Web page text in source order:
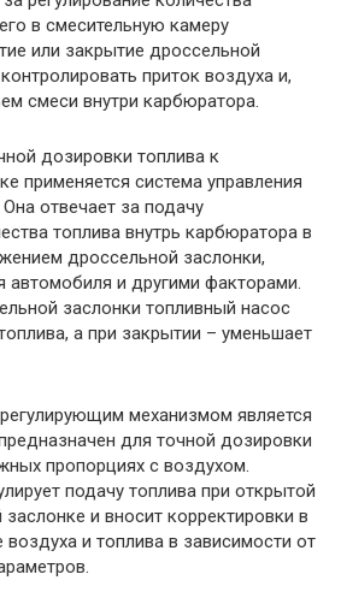
в смесительную камеру
или закрытие дроссельной
приток воздуха и,
смеси внутри карбюратора.
дозировки топлива к
применяется система управления
отвечает за подачу
топлива внутрь карбюратора в
дроссельной заслонки,
и другими факторами.
заслонки топливный насос
а при закрытии – уменьшает
механизмом является
для точной дозировки
пропорциях с воздухом.
подачу топлива при открытой
и вносит корректировки в
и топлива в зависимости от